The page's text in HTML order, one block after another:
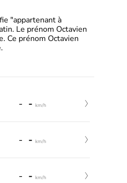
"appartenant à
Le prénom Octavien
Ce prénom Octavien
- - km/h
- - km/h
- - km/h